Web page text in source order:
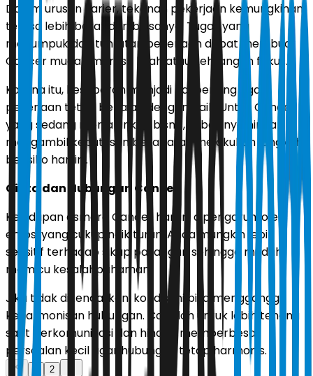
Dalam urusan karier, tekanan pekerjaan kemungkinan
terasa lebih berat dari biasanya. Tugas yang
menumpuk dan tuntutan pekerjaan dapat membuat
Cancer mudah merasa lelah atau kehilangan fokus.
Karena itu, kesabaran menjadi hal penting agar
pekerjaan tetap berjalan dengan baik. Untuk Cancer
yang sedang menjalankan bisnis, sebaiknya hindari
mengambil keputusan besar atau melakukan langkah
berisiko hari ini.
Cinta dan Hubungan Cancer
Kehidupan asmara Cancer hari ini dipengaruhi oleh
emosi yang cukup naik turun. Anda mungkin lebih
sensitif terhadap sikap pasangan sehingga mudah
memicu kesalahpahaman.
Jika tidak dikendalikan, kondisi ini bisa mengganggu
keharmonisan hubungan. Cobalah untuk lebih tenang
saat berkomunikasi dan hindari memperbesar
persoalan kecil agar hubungan tetap harmonis.
2